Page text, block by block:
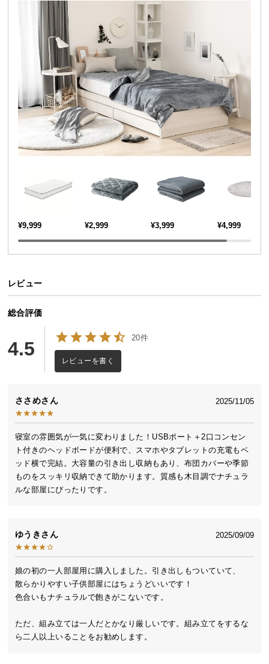
大
型
品
送
い
て
型
品
配
送
い
て
小
型
商
品
の
に
つ
梱
設
¥9,999 ¥2,999 ¥3,999 ¥4,999
レビュー
総合評価
4.5
20件
レビューを書く
ささめ 2025/11/05
寝室の雰囲気が一気に変わりました！USBポート＋2口コンセン
ト付きのヘッドボードが便利で、スマホやタブレットの充電もベ
ッド横で完結。大容量の引き出し収納もあり、布団カバーや季節
ものをスッキリ収納できて助かります。質感も木目調でナチュラ
ルな部屋にぴったりです。
ゆうき 2025/09/09
娘の初の一人部屋用に購入しました。引き出しもついていて、
散らかりやすい子供部屋にはちょうどいいです！
色合いもナチュラルで飽きがこないです。
ただ、組み立ては一人だとかなり厳しいです。組み立てをするな
ら二人以上いることをお勧めします。